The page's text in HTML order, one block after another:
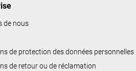
de nous
de protection des données personnelles
de retour ou de réclamation